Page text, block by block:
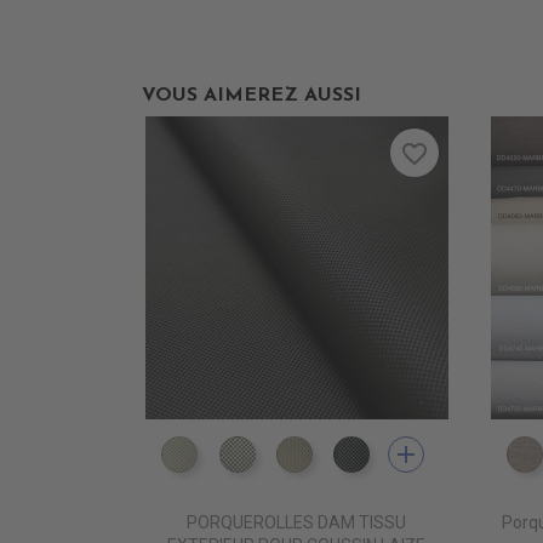
VOUS AIMEREZ AUSSI
DD5500 BLANC INFINI
DD5501 BLANC D'ARGENT
DD5502 ZEPHIR
DD5503 SMOKY
add
PORQUEROLLES DAM TISSU
favorite_border